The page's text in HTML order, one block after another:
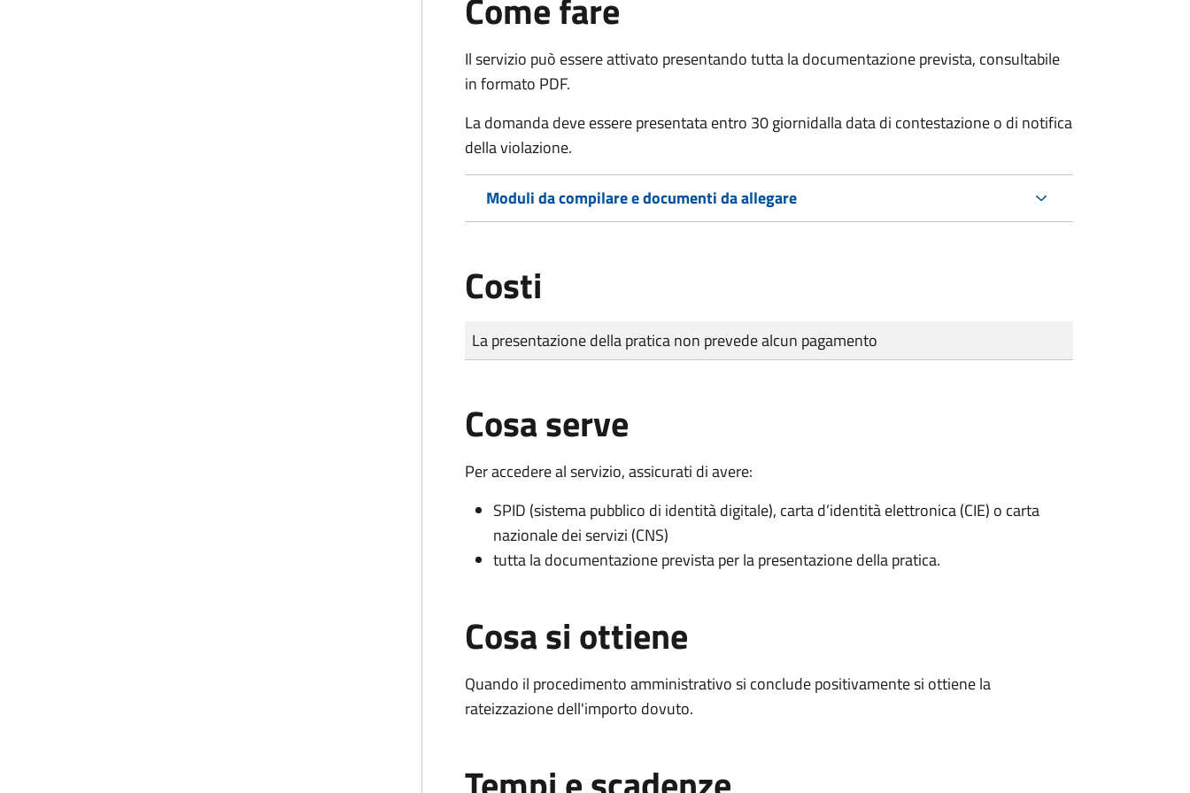
Come fare
Il servizio può essere attivato presentando tutta la documentazione prevista, consultabile
in formato PDF.
La domanda deve essere presentata entro 30 giornidalla data di contestazione o di notifica
della violazione.
Moduli da compilare e documenti da allegare
Costi
Tipo di pagamento
Importo
La presentazione della pratica non prevede alcun pagamento
Cosa serve
Per accedere al servizio, assicurati di avere:
SPID (sistema pubblico di identità digitale), carta d’identità elettronica (CIE) o carta
nazionale dei servizi (CNS)
tutta la documentazione prevista per la presentazione della pratica.
Cosa si ottiene
Quando il procedimento amministrativo si conclude positivamente si ottiene la
rateizzazione dell'importo dovuto.